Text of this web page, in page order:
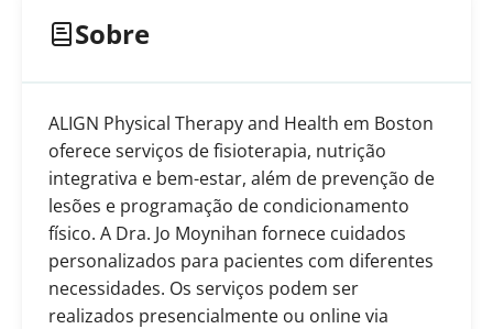
Sobre
ALIGN Physical Therapy and Health em Boston
oferece serviços de fisioterapia, nutrição
integrativa e bem-estar, além de prevenção de
lesões e programação de condicionamento
físico. A Dra. Jo Moynihan fornece cuidados
personalizados para pacientes com diferentes
necessidades. Os serviços podem ser
realizados presencialmente ou online via